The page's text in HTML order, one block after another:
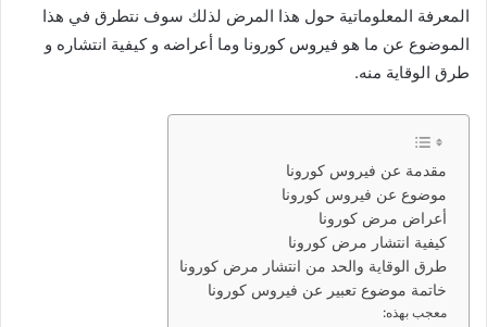
المعرفة المعلوماتية حول هذا المرض لذلك سوف نتطرق في هذا
الموضوع عن ما هو فيروس كورونا وما أعراضه و كيفية انتشاره و
طرق الوقاية منه.
مقدمة عن فيروس كورونا
موضوع عن فيروس كورونا
أعراض مرض كورونا
كيفية انتشار مرض كورونا
طرق الوقاية والحد من انتشار مرض كورونا
خاتمة موضوع تعبير عن فيروس كورونا
معجب بهذه: